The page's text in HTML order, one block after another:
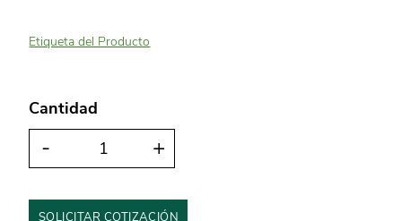
Etiqueta del Producto
Cantidad
- +
SOLICITAR COTIZACIÓN